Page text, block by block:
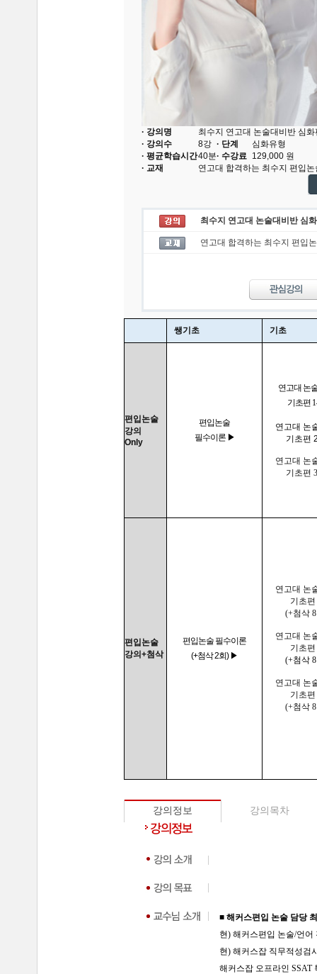
· 강의명
최수지 연고대 논술대비반 심화
· 강의수
8강 · 단계
심화유형
· 평균학습시간40분· 수강료 129,000 원
· 교재
연고대 합격하는 최수지 편입
최수지 연고대 논술대비반 심
연고대 합격하는 최수지 편입
쌩기초 기초
편입논술
강의
Only
편입논술
필수이론 ▶
연고대 논
기초편
연고대 논
기초편
연고대 논
기초편
편입논술
강의+첨삭
편입논술 필수이론
(+첨삭 2회) ▶
연고대 논
기초편
(+첨삭
연고대 논
기초편
(+첨삭
연고대 논
기초편
(+첨삭
강의정보 강의목차
■ 해커스편입 논술 담당
현) 해커스편입 논술/언어
현) 해커스잡 직무적성검
해커스잡 오프라인 SSAT